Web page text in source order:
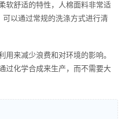
软舒适的特性，人棉面料非常适
以通过常规的洗涤方式进行清
来减少浪费和对环境的影响。
过化学合成来生产，而不需要大